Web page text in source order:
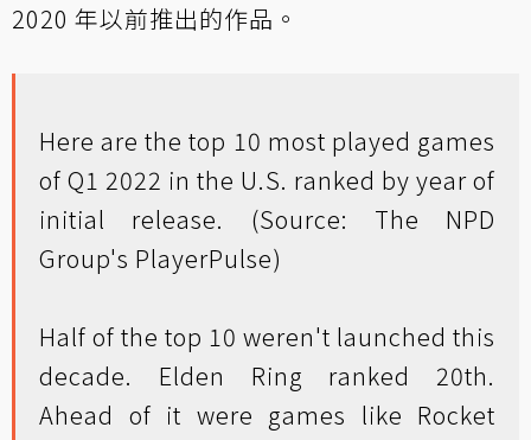
2020 年以前推出的作品。
Here are the top 10 most played games
of Q1 2022 in the U.S. ranked by year of
initial release. (Source: The NPD
Group's PlayerPulse)
Half of the top 10 weren't launched this
decade. Elden Ring ranked 20th.
Ahead of it were games like Rocket